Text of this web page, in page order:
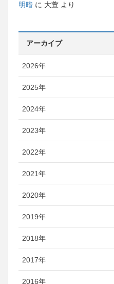
明暗 に 大萱 より
アーカイブ
2026年
2025年
2024年
2023年
2022年
2021年
2020年
2019年
2018年
2017年
2016年